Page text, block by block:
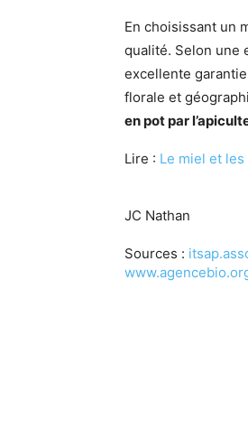
En choisissant un
qualité. Selon une
excellente
florale et
en pot par
Lire : Le miel et les
JC Nathan
Sources :